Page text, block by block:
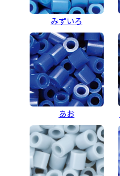
みずいろ
あお